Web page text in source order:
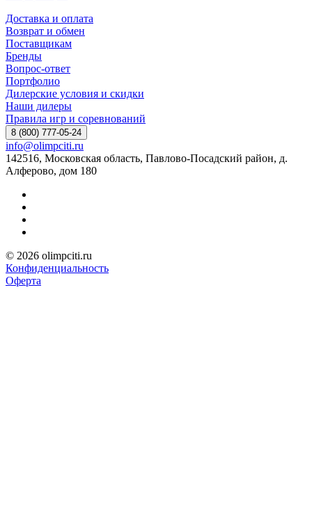
Доставка и оплата
Возврат и обмен
Поставщикам
Бренды
Вопрос-ответ
Портфолио
Дилерские условия и скидки
Наши дилеры
Правила игр и соревнований
8 (800) 777-05-24
info@olimpciti.ru
142516, Московская область, Павлово-Посадский район, д.
Алферово, дом 180
© 2026 olimpciti.ru
Конфиденциальность
Оферта